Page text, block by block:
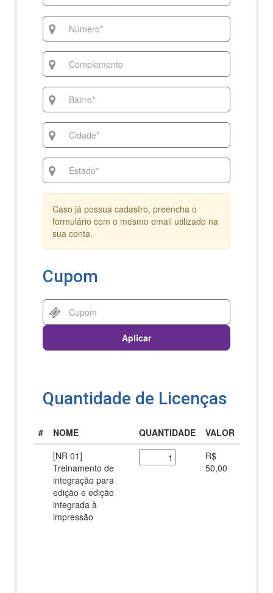
Caso já possua cadastro, preencha o
formulário com o mesmo email utilizado na
sua conta.
Cupom
Aplicar
Quantidade de Licenças
# NOME QUANTIDADE
VALOR
[NR 01]
Treinamento de
integração para
edição e edição
integrada à
impressão
R$
50,00